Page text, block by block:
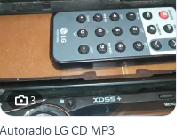
3
Autoradio LG CD MP3